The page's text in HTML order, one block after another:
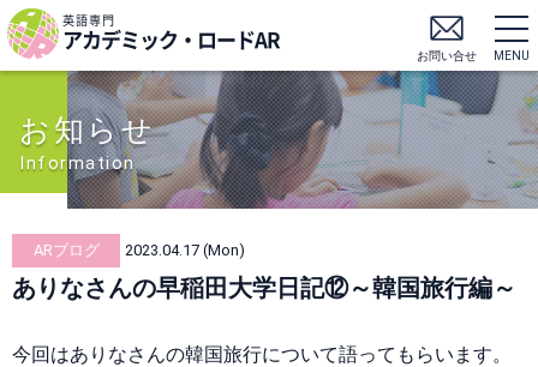
英語専門
アカデミック・ロードAR
お問い合せ MENU
お知らせ
Information
ARブログ 2023.04.17 (Mon)
ありなさんの早稲田大学日記⑫～韓国旅行編～
今回はありなさんの韓国旅行について語ってもらいます。